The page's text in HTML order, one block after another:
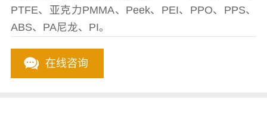
PTFE、亚克力PMMA、Peek、PEI、PPO、PPS、
ABS、PA尼龙、PI。
在线咨询